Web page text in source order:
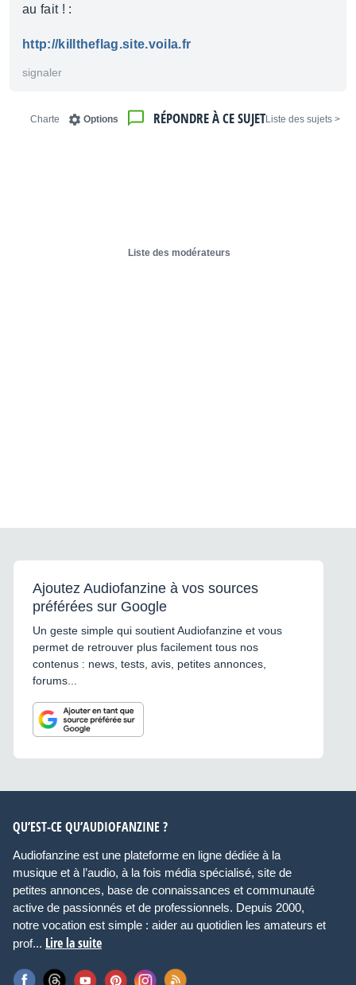
au fait ! :
http://killtheflag.site.voila.fr
signaler
< Liste des sujets
RÉPONDRE À CE SUJET
Options
Charte
Liste des modérateurs
Ajoutez Audiofanzine à vos sources
préférées sur Google
Un geste simple qui soutient Audiofanzine et vous
permet de retrouver plus facilement tous nos
contenus : news, tests, avis, petites annonces,
forums...
QU’EST-CE QU’AUDIOFANZINE ?
Audiofanzine est une plateforme en ligne dédiée à la
musique et à l’audio, à la fois média spécialisé, site de
petites annonces, base de connaissances et communauté
active de passionnés et de professionnels. Depuis 2000,
notre vocation est simple : aider au quotidien les amateurs et
prof... Lire la suite